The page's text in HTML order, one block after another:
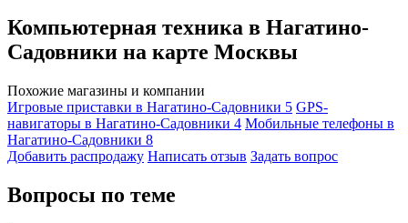
Компьютерная техника в Нагатино-
Садовники на карте Москвы
Похожие магазины и компании
Игровые приставки в Нагатино-Садовники 5 GPS-
навигаторы в Нагатино-Садовники 4 Мобильные телефоны в
Нагатино-Садовники 8
Добавить раcпродажу Написать отзыв Задать вопрос
Вопросы по теме